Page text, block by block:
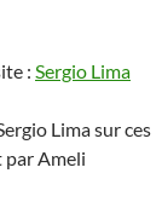
: Sergio Lima
Lima sur ces
par Ameli